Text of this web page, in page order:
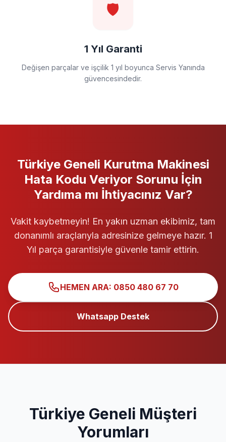
🛡️
1 Yıl Garanti
Değişen parçalar ve işçilik 1 yıl boyunca Servis Yanında
güvencesindedir.
Türkiye Geneli Kurutma Makinesi
Hata Kodu Veriyor Sorunu İçin
Yardıma mı İhtiyacınız Var?
Vakit kaybetmeyin! En yakın uzman ekibimiz, tam
donanımlı araçlarıyla adresinize gelmeye hazır. 1
Yıl parça garantisiyle güvenle tamir ettirin.
HEMEN ARA: 0850 480 67 70
Whatsapp Destek
Türkiye Geneli Müşteri
Yorumları